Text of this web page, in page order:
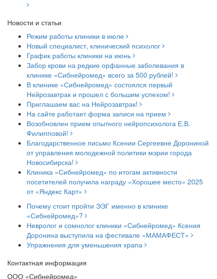
Новости и статьи
Режим работы клиники в июле
Новый специалист, клинический психолог
График работы клиники на июнь
Забор крови на редкие орфанные заболевания в
клинике «Сибнейромед» всего за 500 рублей!
В клинике «Сибнейромед» состоялся первый
Нейрозавтрак и прошел с большим успехом!
Приглашаем вас на Нейрозавтрак!
На сайте работает форма записи на прием
Возобновлен прием опытного нейропсихолога Е.В.
Филипповой!
Благодарственное письмо Ксении Сергеевне Дорониной
от управления молодежной политики мэрии города
Новосибирска!
Клиника «Сибнейромед» по итогам активности
посетителей получила награду «Хорошее место» 2025
от «Яндекс Карт»
Почему стоит пройти ЭЭГ именно в клинике
«Сибнейромед»?
Невролог и сомнолог клиники «Сибнейромед» Ксения
Доронина выступила на фестивале «МАМАФЕСТ»
Упражнения для уменьшения храпа
Контактная информация
ООО «Сибнейромед»